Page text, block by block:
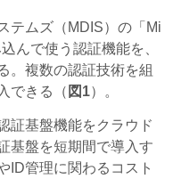
テムズ（MDIS）の「Mi
んで使う認証機能を、
。複数の認証技術を組
できる（ 図1）。
証基盤機能をクラウド
基盤を短期間で導入す
ID管理に関わるコスト